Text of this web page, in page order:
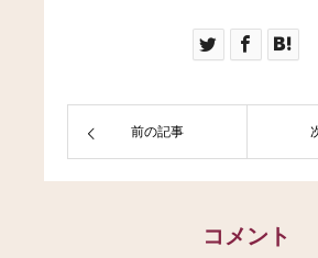
前の記事
コメント